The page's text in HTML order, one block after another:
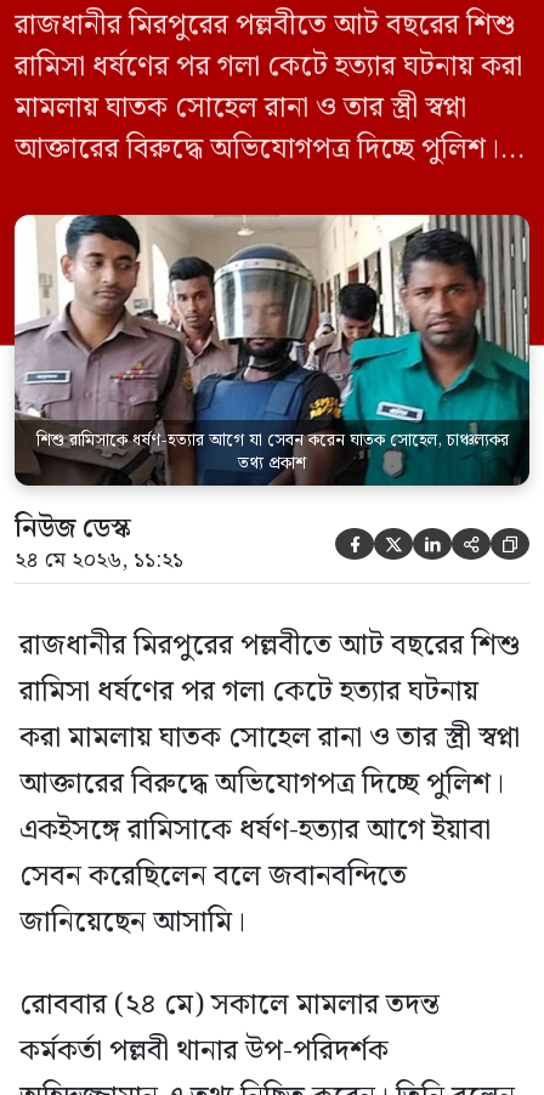
রাজধানীর মিরপুরের পল্লবীতে আট বছরের শিশু
রামিসা ধর্ষণের পর গলা কেটে হত্যার ঘটনায় করা
মামলায় ঘাতক সোহেল রানা ও তার স্ত্রী স্বপ্না
আক্তারের বিরুদ্ধে অভিযোগপত্র দিচ্ছে পুলিশ।
সেবন করেছিলেন বলে জবানবন্দিতে
জানিয়েছেন আসামি। রোববার (২৪ মে) সকালে
মামলার তদন্ত কর্মকর্তা পল্লবী থানার উপ-
পরিদর্শক অহিদুজ্জামান এ তথ্য নিছিত করেন।
তিনি বলেন, […]
শিশু রামিসাকে ধর্ষণ-হত্যার আগে যা সেবন করেন ঘাতক সোহেল, চাঞ্চল্যকর
তথ্য প্রকাশ
নিউজ ডেস্ক
২৪ মে ২০২৬, ১১:২১     
রাজধানীর মিরপুরের পল্লবীতে আট বছরের শিশু
রামিসা ধর্ষণের পর গলা কেটে হত্যার ঘটনায়
করা মামলায় ঘাতক সোহেল রানা ও তার স্ত্রী স্বপ্না
আক্তারের বিরুদ্ধে অভিযোগপত্র দিচ্ছে পুলিশ।
একইসঙ্গে রামিসাকে ধর্ষণ-হত্যার আগে ইয়াবা
সেবন করেছিলেন বলে জবানবন্দিতে
জানিয়েছেন আসামি।
রোববার (২৪ মে) সকালে মামলার তদন্ত
কর্মকর্তা পল্লবী থানার উপ-পরিদর্শক